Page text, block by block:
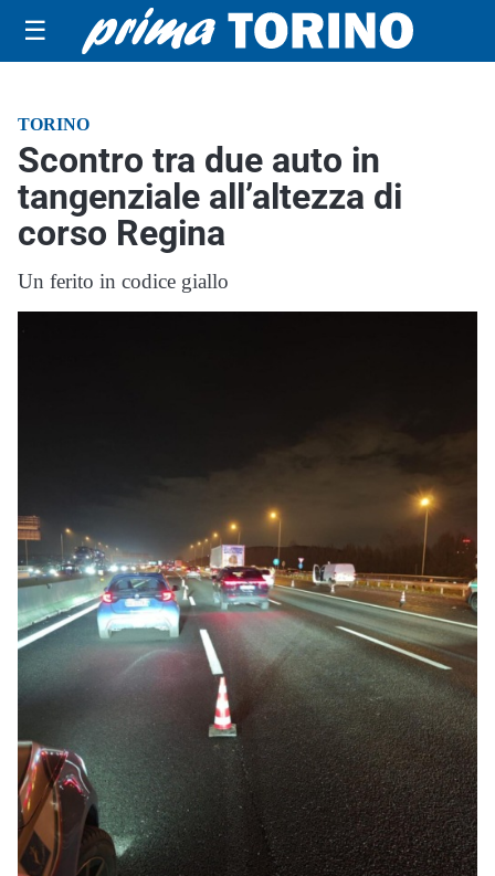
☰
TORINO
Scontro tra due auto in
tangenziale all’altezza di
corso Regina
Un ferito in codice giallo